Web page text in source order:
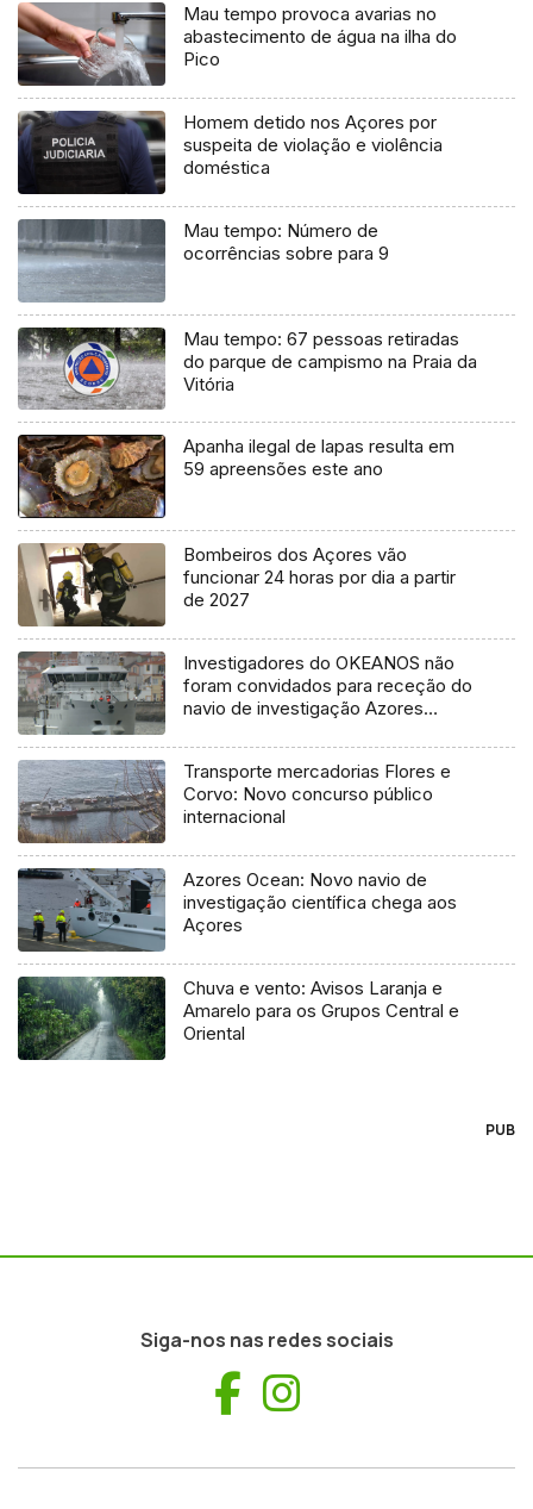
Mau tempo provoca avarias no
abastecimento de água na ilha do
Pico
Homem detido nos Açores por
suspeita de violação e violência
doméstica
Mau tempo: Número de
ocorrências sobre para 9
Mau tempo: 67 pessoas retiradas
do parque de campismo na Praia da
Vitória
Apanha ilegal de lapas resulta em
59 apreensões este ano
Bombeiros dos Açores vão
funcionar 24 horas por dia a partir
de 2027
Investigadores do OKEANOS não
foram convidados para receção do
navio de investigação Azores
Transporte mercadorias Flores e
Corvo: Novo concurso público
internacional
Azores Ocean: Novo navio de
investigação científica chega aos
Açores
Chuva e vento: Avisos Laranja e
Amarelo para os Grupos Central e
Oriental
PUB
Siga-nos nas redes sociais
Facebook